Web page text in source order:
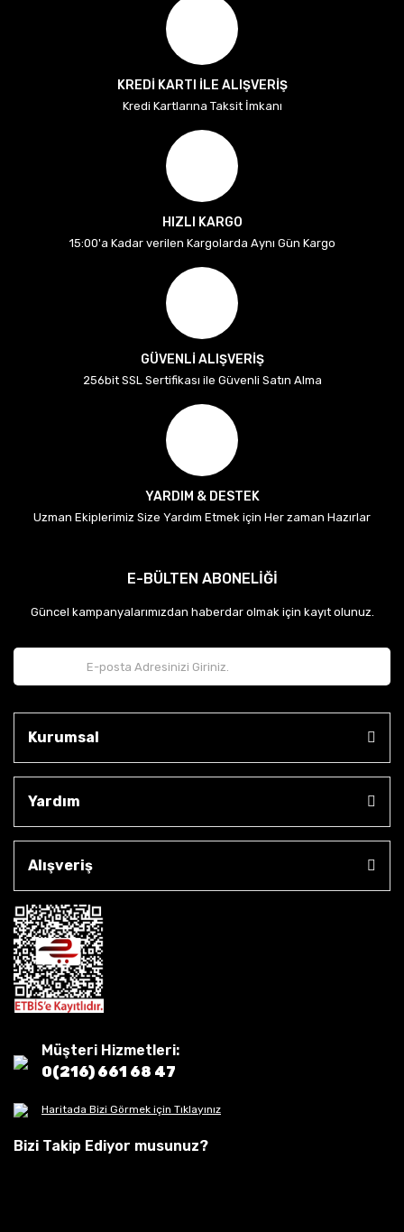
KREDİ KARTI İLE ALIŞVERİŞ
Kredi Kartlarına Taksit İmkanı
HIZLI KARGO
15:00'a Kadar verilen Kargolarda Aynı Gün Kargo
GÜVENLİ ALIŞVERİŞ
256bit SSL Sertifikası ile Güvenli Satın Alma
YARDIM & DESTEK
Uzman Ekiplerimiz Size Yardım Etmek için Her zaman Hazırlar
E-BÜLTEN ABONELİĞİ
Güncel kampanyalarımızdan haberdar olmak için kayıt olunuz.
Kurumsal
Yardım
Alışveriş
Müşteri Hizmetleri:
0(216) 661 68 47
Haritada Bizi Görmek için Tıklayınız
Bizi Takip Ediyor musunuz?